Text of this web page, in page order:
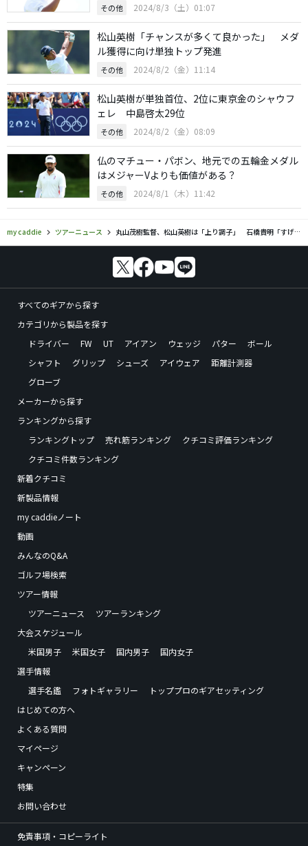
その他 2024/8/3（土）01:07
松山英樹「チャンスが多くて良かった」 メダ
ル獲得に向け単独トップ発進
その他 2024/8/2（金）11:14
松山英樹が単独首位、2位に東京金のシャウフ
ェレ 中島啓太29位
その他 2024/8/2（金）08:09
仏のマチュー・パボン、地元での五輪金メダル
はメジャーVよりも価値がある？
その他 2024/8/1（木）11:42
my caddie ツアーニュース 丸山茂樹監督、松山英樹は「上り調子」 石橋貴明「すげぇ痺れるでしょうね」
すべてのギアから探す
カテゴリから製品を探す
ドライバー
FW UT アイアン ウェッジ パター
ボール
シャフト
グリップ シューズ アイウェア
距離計測器
グローブ
メーカーから探す
ランキングから探す
ランキングトップ
売れ筋ランキング
クチコミ評価ランキング
クチコミ件数ランキング
新着クチコミ
新製品情報
my caddieノート
動画
みんなのQ&A
ゴルフ場検索
ツアー情報
ツアーニュース
ツアーランキング
大会スケジュール
米国男子
米国女子 国内男子
国内女子
選手情報
選手名鑑
フォトギャラリー
トッププロのギアセッティング
はじめての方へ
よくある質問
マイページ
キャンペーン
特集
お問い合わせ
免責事項・コピーライト